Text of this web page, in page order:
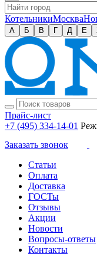
КотельникиМосква
А Б В Г Д Е
Прайс-лист
+7 (495) 334-14-01
Заказать звонок
Статьи
Оплата
Доставка
ГОСТы
Отзывы
Акции
Новости
Вопросы-ответы
Контакты